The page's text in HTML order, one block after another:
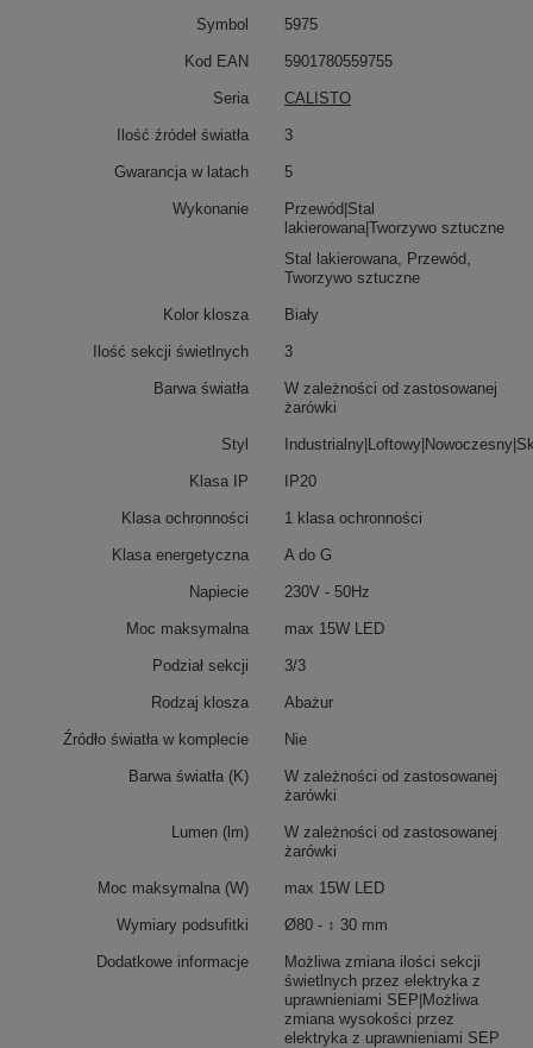
Symbol 5975
Kod EAN 5901780559755
Seria CALISTO
Ilość źródeł światła 3
Gwarancja w latach 5
Wykonanie
Przewód|Stal
lakierowana|Tworzywo sztuczne
Stal lakierowana, Przewód,
Tworzywo sztuczne
Kolor klosza Biały
Ilość sekcji świetlnych 3
Barwa światła
W zależności od zastosowanej
żarówki
Styl
Klasa IP IP20
Klasa ochronności 1 klasa ochronności
Klasa energetyczna A do G
Napiecie 230V - 50Hz
Moc maksymalna max 15W LED
Podział sekcji 3/3
Rodzaj klosza Abażur
Źródło światła w komplecie Nie
Barwa światła (K)
W zależności od zastosowanej
żarówki
Lumen (lm)
W zależności od zastosowanej
żarówki
Moc maksymalna (W) max 15W LED
Wymiary podsufitki Ø80 - ↕ 30 mm
Dodatkowe informacje
Możliwa zmiana ilości sekcji
świetlnych przez elektryka z
uprawnieniami SEP|Możliwa
zmiana wysokości przez
elektryka z uprawnieniami SEP